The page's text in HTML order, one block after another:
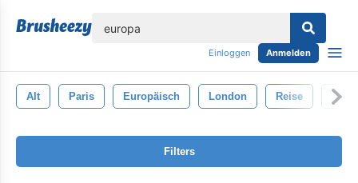
Einloggen Anmelden
Alt Paris Europäisch London Reise
Filters